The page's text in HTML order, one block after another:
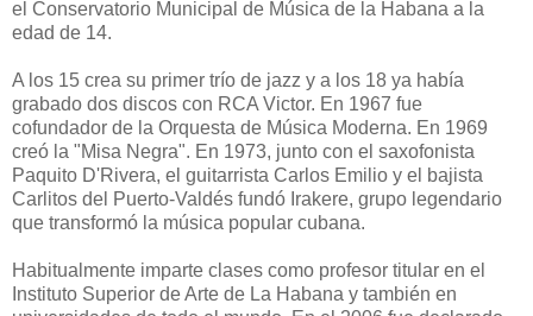
el Conservatorio Municipal de Música de la Habana a la
edad de 14.
A los 15 crea su primer trío de jazz y a los 18 ya había
grabado dos discos con RCA Victor. En 1967 fue
cofundador de la Orquesta de Música Moderna. En 1969
creó la "Misa Negra". En 1973, junto con el saxofonista
Paquito D'Rivera, el guitarrista Carlos Emilio y el bajista
Carlitos del Puerto-Valdés fundó Irakere, grupo legendario
que transformó la música popular cubana.
Habitualmente imparte clases como profesor titular en el
Instituto Superior de Arte de La Habana y también en